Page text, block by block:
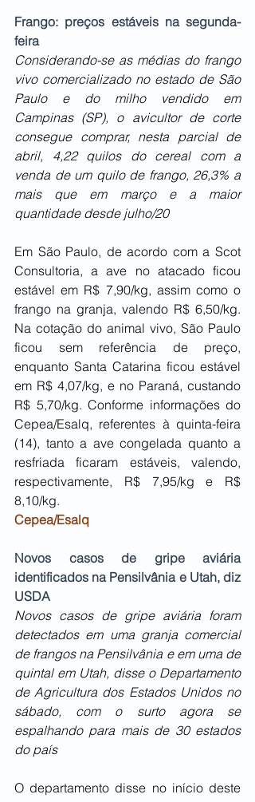
Frango: preços estáveis na segunda-
feira
Considerando-se as médias do frango
vivo comercializado no estado de São
Paulo e do milho vendido em
Campinas (SP), o avicultor de corte
consegue comprar, nesta parcial de
abril, 4,22 quilos do cereal com a
venda de um quilo de frango, 26,3% a
mais que em março e a maior
quantidade desde julho/20
Em São Paulo, de acordo com a Scot
Consultoria, a ave no atacado ficou
estável em R$ 7,90/kg, assim como o
frango na granja, valendo R$ 6,50/kg.
Na cotação do animal vivo, São Paulo
ficou sem referência de preço,
enquanto Santa Catarina ficou estável
em R$ 4,07/kg, e no Paraná, custando
R$ 5,70/kg. Conforme informações do
Cepea/Esalq, referentes à quinta-feira
(14), tanto a ave congelada quanto a
resfriada ficaram estáveis, valendo,
respectivamente, R$ 7,95/kg e R$
8,10/kg.
Cepea/Esalq
Novos casos de gripe aviária
identificados na Pensilvânia e Utah, diz
USDA
Novos casos de gripe aviária foram
detectados em uma granja comercial
de frangos na Pensilvânia e em uma de
quintal em Utah, disse o Departamento
de Agricultura dos Estados Unidos no
sábado, com o surto agora se
espalhando para mais de 30 estados
do país
O departamento disse no início deste